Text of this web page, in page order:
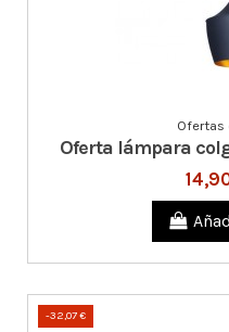
Ofertas
Oferta lámpara
-32,07 €